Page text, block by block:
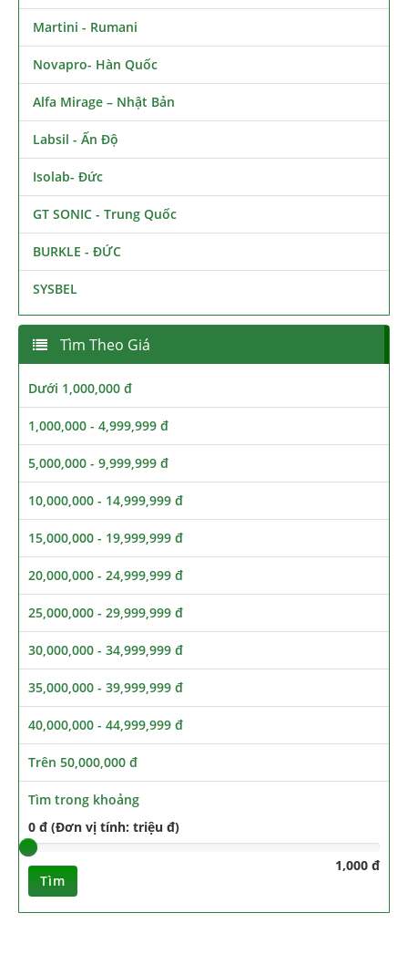
Martini - Rumani
Novapro- Hàn Quốc
Alfa Mirage – Nhật Bản
Labsil - Ấn Độ
Isolab- Đức
GT SONIC - Trung Quốc
BURKLE - ĐỨC
SYSBEL
Tìm Theo Giá
Dưới 1,000,000 đ
1,000,000 - 4,999,999 đ
5,000,000 - 9,999,999 đ
10,000,000 - 14,999,999 đ
15,000,000 - 19,999,999 đ
20,000,000 - 24,999,999 đ
25,000,000 - 29,999,999 đ
30,000,000 - 34,999,999 đ
35,000,000 - 39,999,999 đ
40,000,000 - 44,999,999 đ
Trên 50,000,000 đ
Tìm trong khoảng
0 đ (Đơn vị tính: triệu đ)
1,000 đ
Tìm